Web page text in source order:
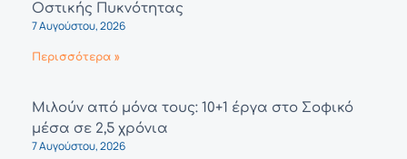
Οστικής Πυκνότητας
7 Αυγούστου, 2026
Περισσότερα »
Μιλούν από μόνα τους: 10+1 έργα στο Σοφικό
μέσα σε 2,5 χρόνια
7 Αυγούστου, 2026